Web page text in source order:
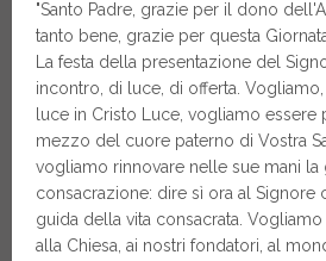
"Santo Padre, grazie per il dono
tanto bene, grazie per questa
La festa della presentazione del
incontro, di luce, di offerta. Vogliamo,
luce in Cristo Luce, vogliamo essere
mezzo del cuore paterno di Vostra
vogliamo rinnovare nelle sue mani la
consacrazione: dire sì ora al Signore
guida della vita consacrata. Vogliamo
alla Chiesa, ai nostri fondatori, al